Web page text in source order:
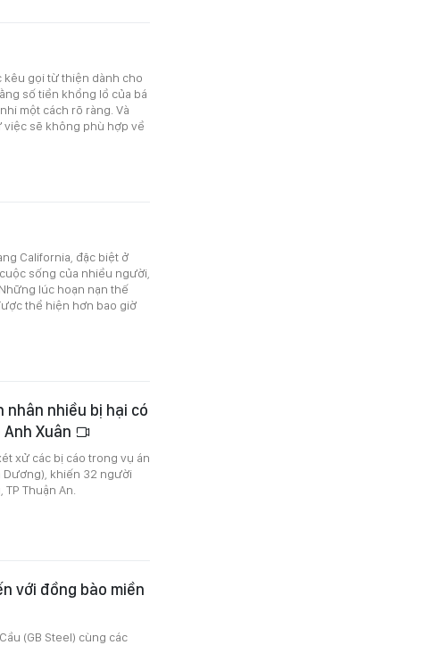
kêu gọi từ thiện dành cho
số tiền khổng lồ của bá
một cách rõ ràng. Và
sẽ không phù hợp về
California, đặc biệt ở
sống của nhiều người,
lúc hoạn nạn thế
thể hiện hơn bao giờ
nhân nhiều bị hại có
Xuân
xử các bị cáo trong vụ án
Dương), khiến 32 người
Thuận An.
với đồng bào miền
(GB Steel) cùng các